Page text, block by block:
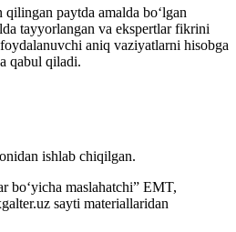
paytda amalda boʻlgan
tayyorlangan va ekspertlar fikrini
aniq vaziyatlarni hisobga
qabul qiladi.
ishlab chiqilgan.
boʻyicha maslahatchi” EMT,
sayti materiallaridan